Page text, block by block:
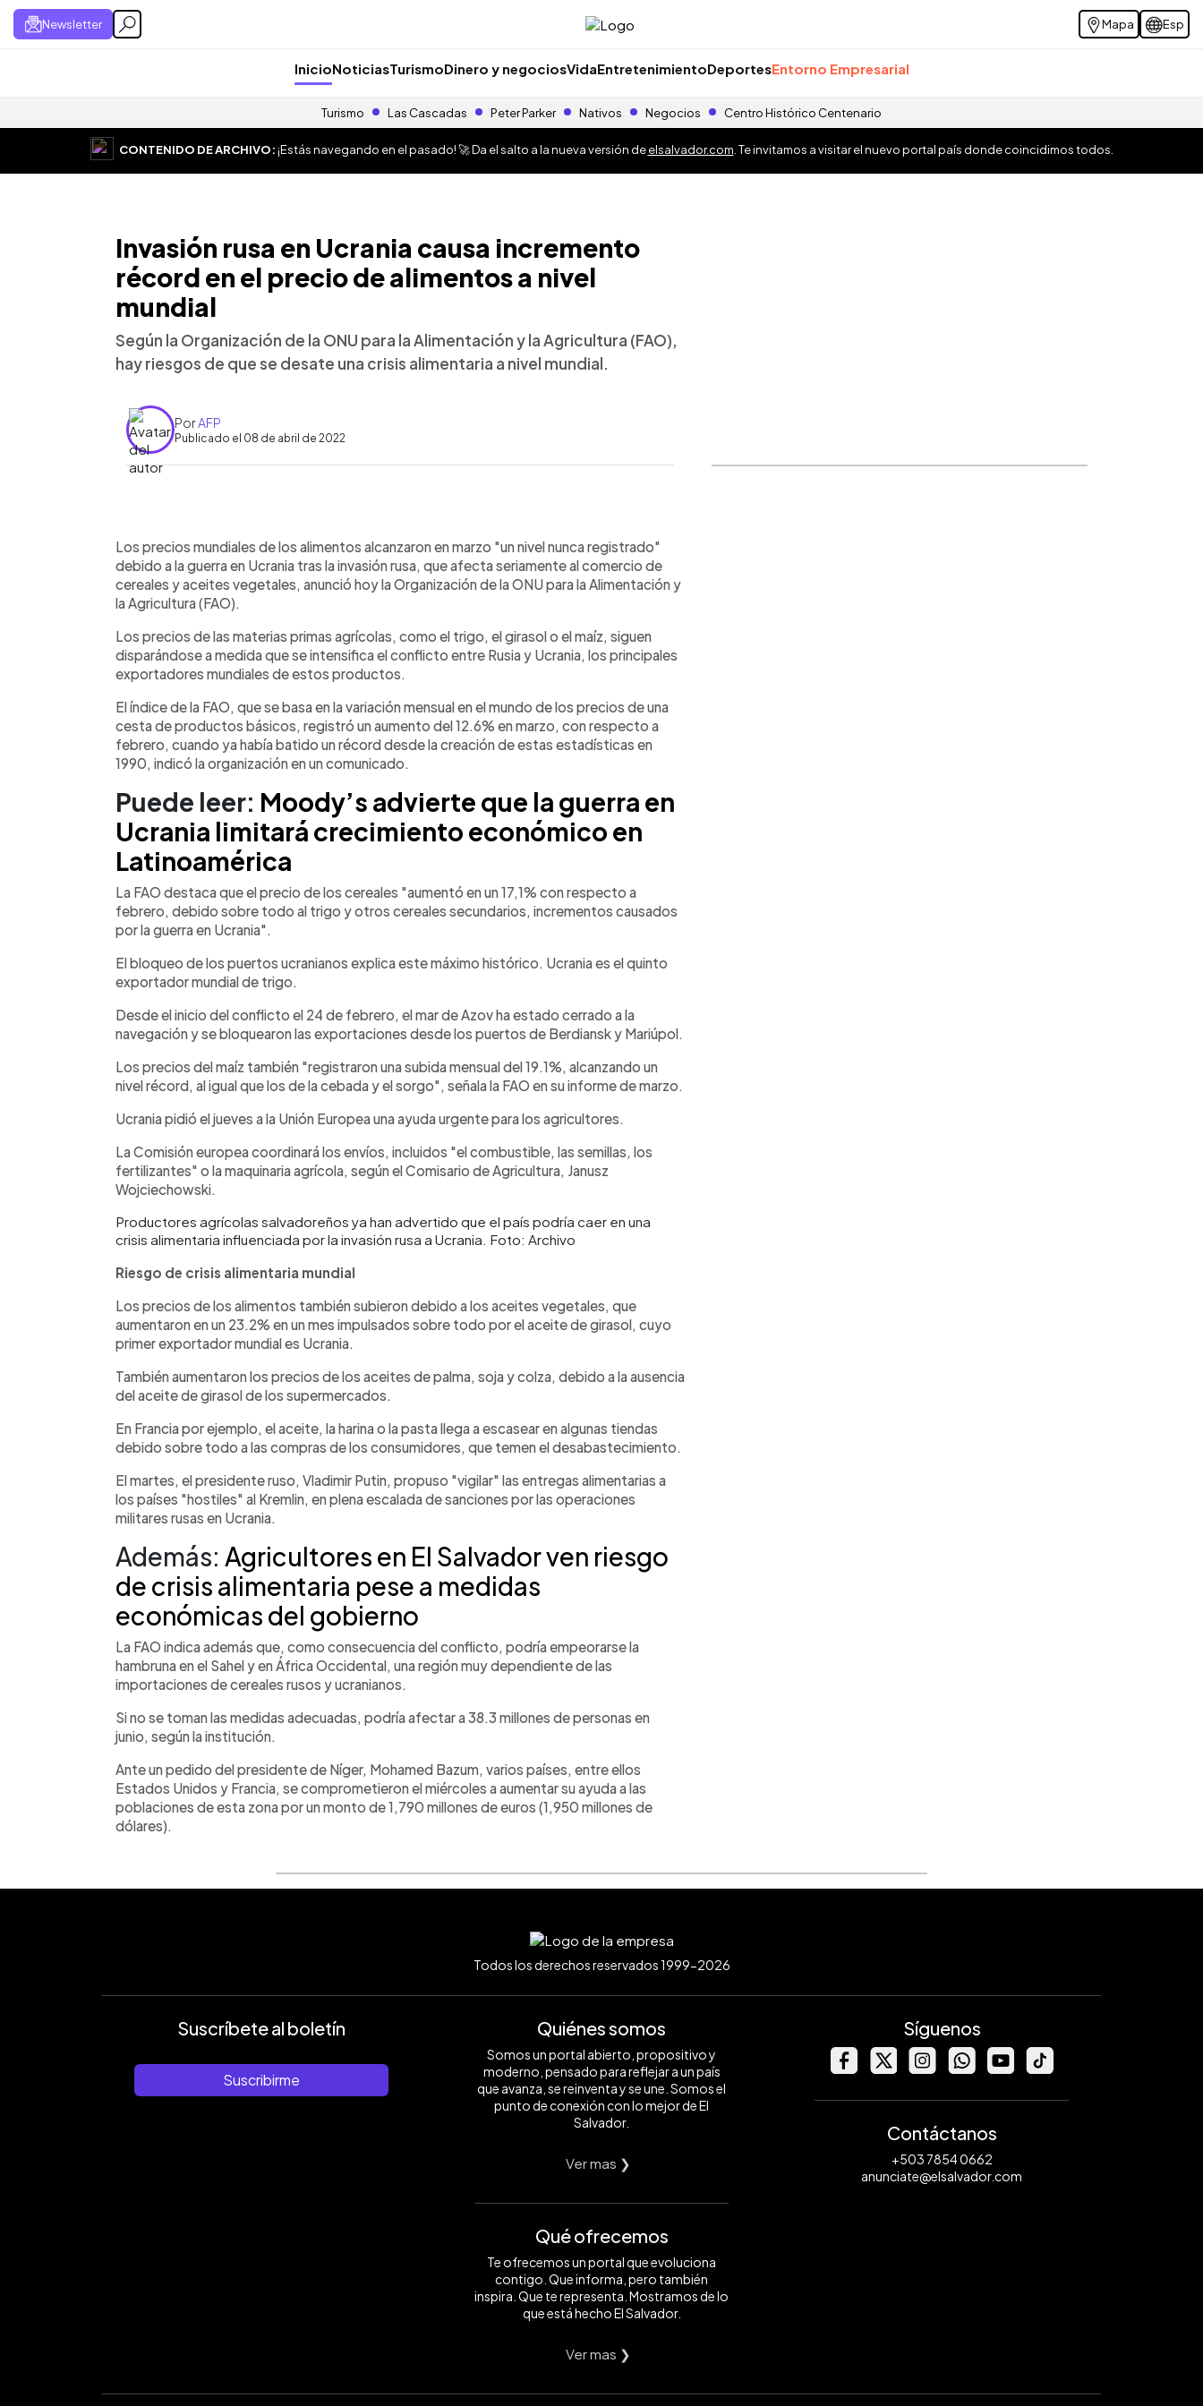
Newsletter Mapa Esp
InicioNoticiasTurismoDinero y negociosVidaEntretenimientoDeportesEntorno Empresarial
Turismo Las Cascadas Peter Parker Nativos Negocios Centro Histórico Centenario
CONTENIDO DE ARCHIVO:¡Estás navegando en el pasado! 🚀 Da el salto a la nueva versión deelsalvador.com . Te invitamos a visitar el nuevo portal país donde coincidimos todos.
Invasión rusa en Ucrania causa incremento
récord en el precio de alimentos a nivel
mundial
Según la Organización de la ONU para la Alimentación y la Agricultura (FAO),
hay riesgos de que se desate una crisis alimentaria a nivel mundial.
PorAFP
Publicado el 08 de abril de 2022
► Escuchar artículo
Los precios mundiales de los alimentos alcanzaron en marzo "un nivel nunca registrado"
debido a la guerra en Ucrania tras la invasión rusa, que afecta seriamente al comercio de
cereales y aceites vegetales, anunció hoy la Organización de la ONU para la Alimentación y
la Agricultura (FAO).
Los precios de las materias primas agrícolas, como el trigo, el girasol o el maíz, siguen
disparándose a medida que se intensifica el conflicto entre Rusia y Ucrania, los principales
exportadores mundiales de estos productos.
El índice de la FAO, que se basa en la variación mensual en el mundo de los precios de una
cesta de productos básicos, registró un aumento del 12.6% en marzo, con respecto a
febrero, cuando ya había batido un récord desde la creación de estas estadísticas en
1990, indicó la organización en un comunicado.
Puede leer: Moody’s advierte que la guerra en
Ucrania limitará crecimiento económico en
Latinoamérica
La FAO destaca que el precio de los cereales "aumentó en un 17,1% con respecto a
febrero, debido sobre todo al trigo y otros cereales secundarios, incrementos causados
por la guerra en Ucrania".
El bloqueo de los puertos ucranianos explica este máximo histórico. Ucrania es el quinto
exportador mundial de trigo.
Desde el inicio del conflicto el 24 de febrero, el mar de Azov ha estado cerrado a la
navegación y se bloquearon las exportaciones desde los puertos de Berdiansk y Mariúpol.
Los precios del maíz también "registraron una subida mensual del 19.1%, alcanzando un
nivel récord, al igual que los de la cebada y el sorgo", señala la FAO en su informe de marzo.
Ucrania pidió el jueves a la Unión Europea una ayuda urgente para los agricultores.
La Comisión europea coordinará los envíos, incluidos "el combustible, las semillas, los
fertilizantes" o la maquinaria agrícola, según el Comisario de Agricultura, Janusz
Wojciechowski.
Productores agrícolas salvadoreños ya han advertido que el país podría caer en una
crisis alimentaria influenciada por la invasión rusa a Ucrania. Foto: Archivo
Riesgo de crisis alimentaria mundial
Los precios de los alimentos también subieron debido a los aceites vegetales, que
aumentaron en un 23.2% en un mes impulsados sobre todo por el aceite de girasol, cuyo
primer exportador mundial es Ucrania.
También aumentaron los precios de los aceites de palma, soja y colza, debido a la ausencia
del aceite de girasol de los supermercados.
En Francia por ejemplo, el aceite, la harina o la pasta llega a escasear en algunas tiendas
debido sobre todo a las compras de los consumidores, que temen el desabastecimiento.
El martes, el presidente ruso, Vladimir Putin, propuso "vigilar" las entregas alimentarias a
los países "hostiles" al Kremlin, en plena escalada de sanciones por las operaciones
militares rusas en Ucrania.
Además: Agricultores en El Salvador ven riesgo
de crisis alimentaria pese a medidas
económicas del gobierno
La FAO indica además que, como consecuencia del conflicto, podría empeorarse la
hambruna en el Sahel y en África Occidental, una región muy dependiente de las
importaciones de cereales rusos y ucranianos.
Si no se toman las medidas adecuadas, podría afectar a 38.3 millones de personas en
junio, según la institución.
Ante un pedido del presidente de Níger, Mohamed Bazum, varios países, entre ellos
Estados Unidos y Francia, se comprometieron el miércoles a aumentar su ayuda a las
poblaciones de esta zona por un monto de 1,790 millones de euros (1,950 millones de
dólares).
Todos los derechos reservados 1999-2026
Suscríbete al boletín
Suscribirme
Quiénes somos
Somos un portal abierto, propositivo y
moderno, pensado para reflejar a un país
que avanza, se reinventa y se une. Somos el
punto de conexión con lo mejor de El
Salvador.
Ver mas ❯
Qué ofrecemos
Te ofrecemos un portal que evoluciona
contigo. Que informa, pero también
inspira. Que te representa. Mostramos de lo
que está hecho El Salvador.
Ver mas ❯
Síguenos
Contáctanos
+503 7854 0662
anunciate@elsalvador.com